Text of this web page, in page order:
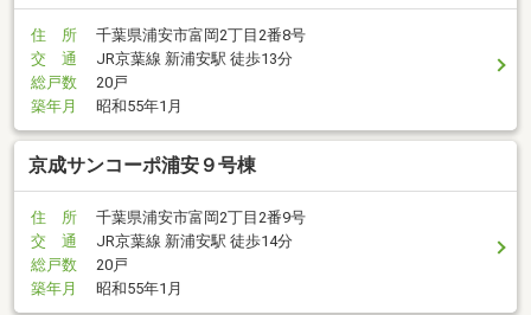
住 所
千葉県浦安市富岡2丁目2番8号
交 通
JR京葉線 新浦安駅 徒歩13分
総戸数
20戸
築年月
昭和55年1月
京成サンコーポ浦安９号棟
住 所
千葉県浦安市富岡2丁目2番9号
交 通
JR京葉線 新浦安駅 徒歩14分
総戸数
20戸
築年月
昭和55年1月